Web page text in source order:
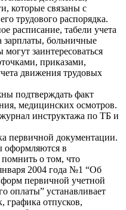
которые связаны с
трудового распорядка.
расписание, табели учета
зарплаты, больничные
заинтересоваться
приказами,
движения трудовых
подтверждать факт
медицинских осмотров.
инструктажа по ТБ и
первичной документации.
оформляются в
о том, что
2004 года №1 “Об
первичной учетной
оплаты” устанавливает
графика отпусков,